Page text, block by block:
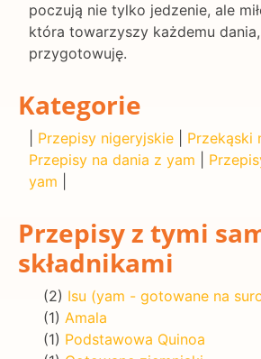
poczują nie tylko jedzenie, ale
która towarzyszy każdemu
przygotowuję.
Kategorie
Przepisy nigeryjskie Przekąski
Przepisy na dania z yam
yam
Przepisy z tymi
składnikami
(2) Isu (yam - gotowane na
(1) Amala
(1) Podstawowa Quinoa